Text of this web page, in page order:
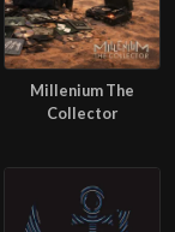
Millenium The
Collector